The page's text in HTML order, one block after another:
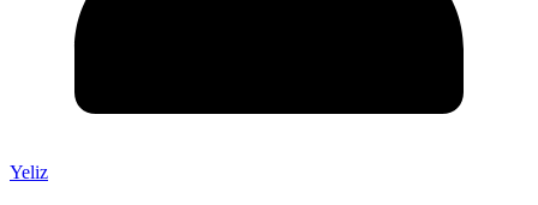
Yeliz